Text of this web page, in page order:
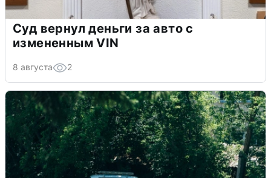
Суд вернул деньги за авто с
измененным VIN
8 августа 2